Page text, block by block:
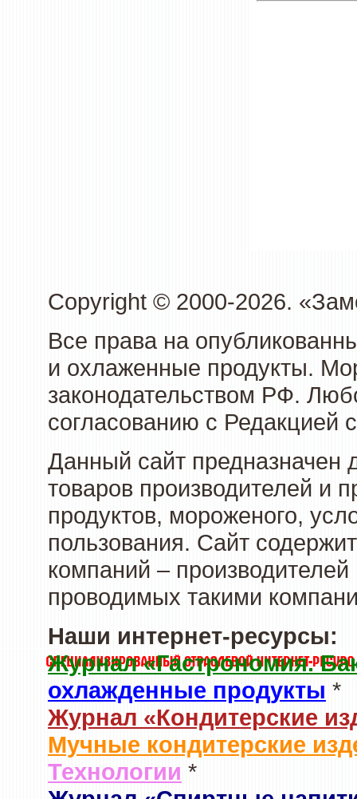
Copyright © 2000-2026.
Все права на
и охлаженные продукты.
законодательством РФ.
согласованию с Редакцией
Данный сайт предназначен
товаров производителей и
продуктов, мороженого,
пользования. Сайт
компаний –
проводимых такими
Наши интернет-ресурсы:
Журнал «Гастрономия.
охлажденные продукты *
Журнал «Кондитерские
Мучные кондитерские
Технологии *